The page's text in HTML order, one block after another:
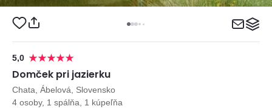
5,0
Domček pri jazierku
Chata, Ábelová, Slovensko
4 osoby, 1 spálňa, 1 kúpeľňa